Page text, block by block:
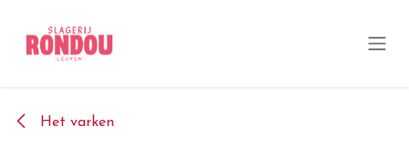
Het varken